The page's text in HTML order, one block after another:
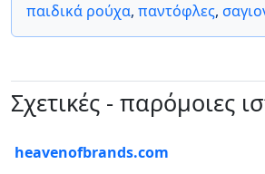
παιδικά ρούχα, παντόφλες,
Σχετικές - παρόμοιες
heavenofbrands.com